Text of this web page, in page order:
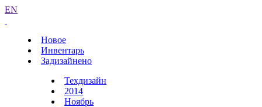
EN
Новое
Инвентарь
Задизайнено
Техдизайн
2014
Ноябрь